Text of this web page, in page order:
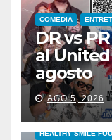
COMEDIA
DR vs
al United
agosto
AGO 5, 2026
HEALTHY SMILE